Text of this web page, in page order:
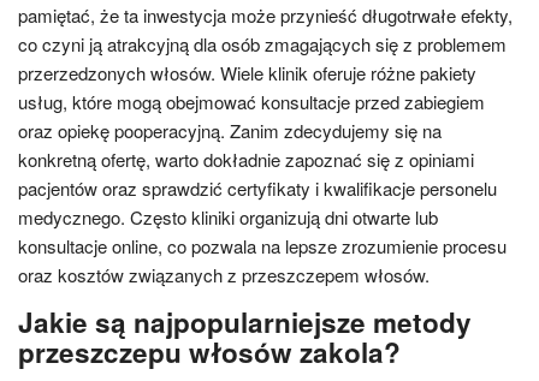
pamiętać, że ta inwestycja może przynieść długotrwałe efekty,
co czyni ją atrakcyjną dla osób zmagających się z problemem
przerzedzonych włosów. Wiele klinik oferuje różne pakiety
usług, które mogą obejmować konsultacje przed zabiegiem
oraz opiekę pooperacyjną. Zanim zdecydujemy się na
konkretną ofertę, warto dokładnie zapoznać się z opiniami
pacjentów oraz sprawdzić certyfikaty i kwalifikacje personelu
medycznego. Często kliniki organizują dni otwarte lub
konsultacje online, co pozwala na lepsze zrozumienie procesu
oraz kosztów związanych z przeszczepem włosów.
Jakie są najpopularniejsze metody
przeszczepu włosów zakola?